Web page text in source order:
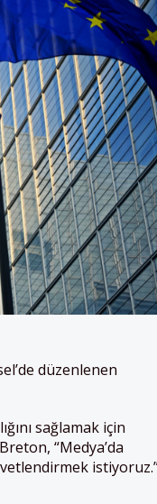
düzenlenen
sağlamak için
“Medya’da